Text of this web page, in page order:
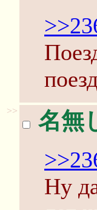
>> 名無
Ну